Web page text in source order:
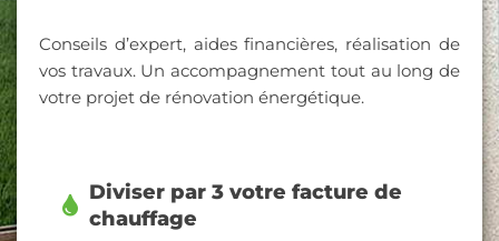
Conseils d’expert, aides financières, réalisation de
vos travaux. Un accompagnement tout au long de
votre projet de rénovation énergétique.
Diviser par 3 votre facture de
chauffage